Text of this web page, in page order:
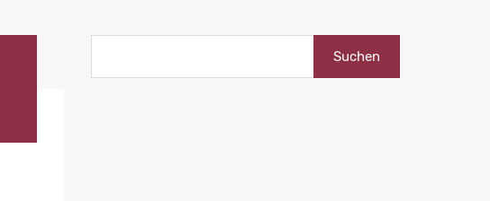
nach: